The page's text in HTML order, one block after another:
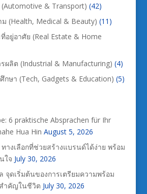
& Transport) (42)
(Health, Medical & Beauty) (11)
อยู่อาศัย (Real Estate & Home
ผลิต (Industrial & Manufacturing) (4)
กษา (Tech, Gadgets & Education) (5)
6 praktische Absprachen für Ihr
Hua Hin August 5, 2026
างเลือกที่ช่วยสร้างแบรนด์ได้ง่าย พร้อม
ใจ July 30, 2026
จุดเริ่มต้นของการเตรียมความพร้อม
ำคัญในชีวิต July 30, 2026